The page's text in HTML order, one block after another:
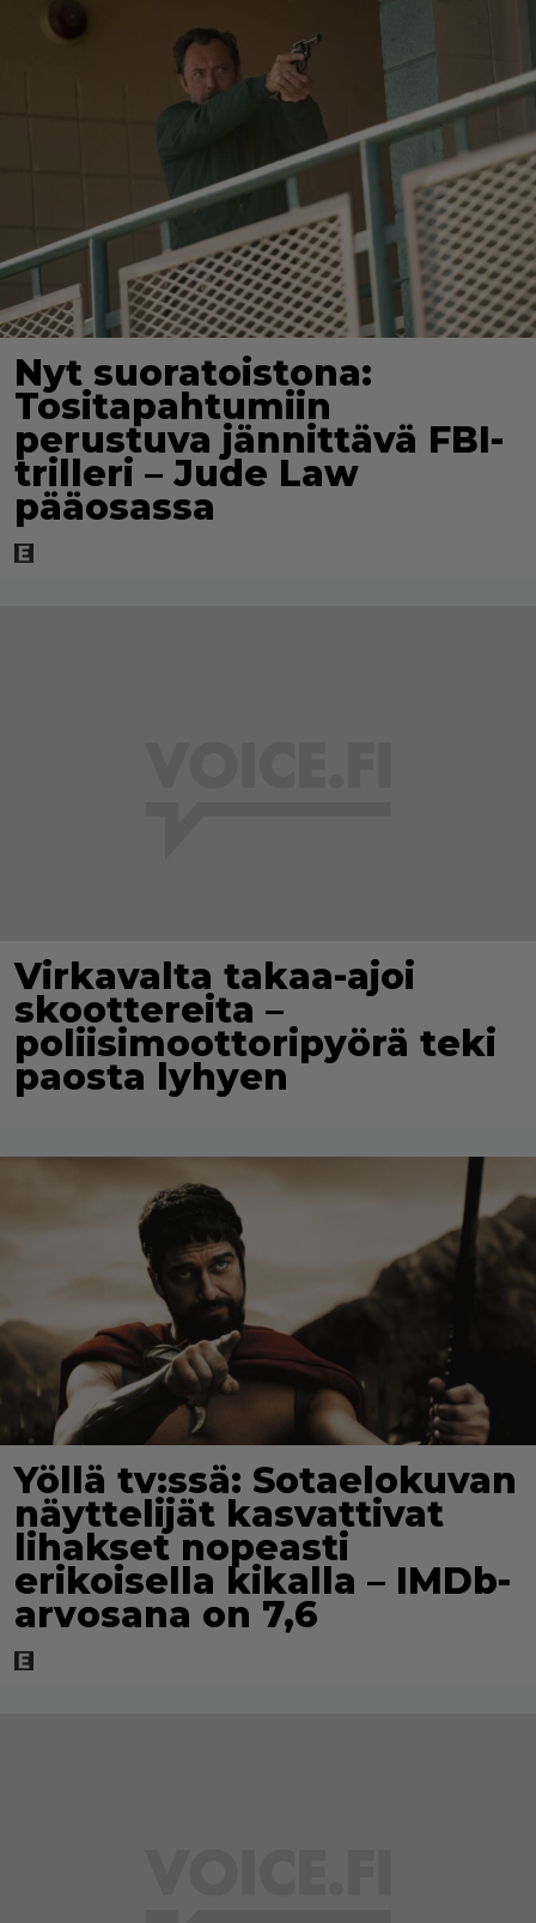
Nyt suoratoistona:
Tositapahtumiin
perustuva jännittävä FBI-
trilleri – Jude Law
pääosassa
Virkavalta takaa-ajoi
skoottereita –
poliisimoottoripyörä teki
paosta lyhyen
Yöllä tv:ssä: Sotaelokuvan
näyttelijät kasvattivat
lihakset nopeasti
erikoisella kikalla – IMDb-
arvosana on 7,6